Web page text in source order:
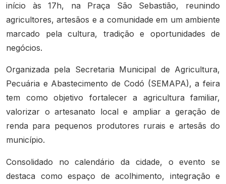
início às 17h, na Praça São Sebastião, reunindo
agricultores, artesãos e a comunidade em um ambiente
marcado pela cultura, tradição e oportunidades de
negócios.
Organizada pela Secretaria Municipal de Agricultura,
Pecuária e Abastecimento de Codó (SEMAPA), a feira
tem como objetivo fortalecer a agricultura familiar,
valorizar o artesanato local e ampliar a geração de
renda para pequenos produtores rurais e artesãs do
município.
Consolidado no calendário da cidade, o evento se
destaca como espaço de acolhimento, integração e